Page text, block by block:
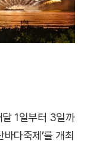
1일부터 3일까
다축제’를 개최